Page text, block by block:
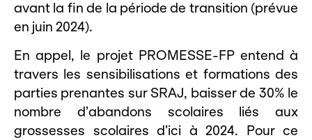
avant la fin de la période de transition (prévue
en juin 2024).
En appel, le projet PROMESSE-FP entend à
travers les sensibilisations et formations des
parties prenantes sur SRAJ, baisser de 30% le
nombre d’abandons scolaires liés aux
grossesses scolaires d’ici à 2024. Pour ce